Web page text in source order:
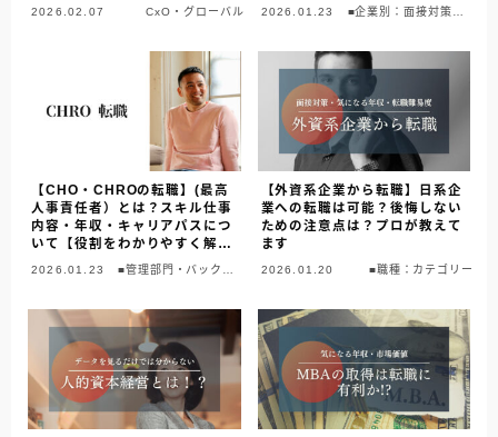
2026.02.07 CxO・グローバル 2026.01.23
■企業別：面接対策情
【CHO・CHROの転職】(最高
人事責任者）とは？スキル仕事
内容・年収・キャリアパスにつ
いて【役割をわかりやすく解
2026.01.23
■管理部門・バックオ
【外資系企業から転職】日系企
業への転職は可能？後悔しない
ための注意点は？プロが教えて
ます
2026.01.20 ■職種：カテゴリー